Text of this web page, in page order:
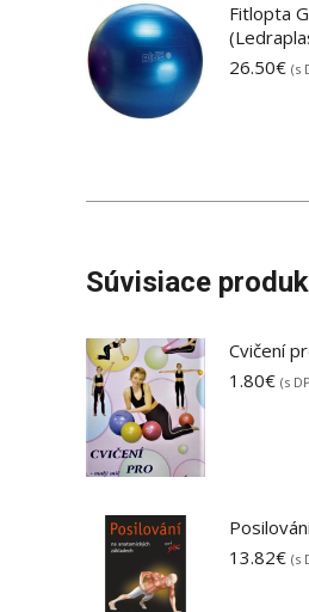
Fitlopta
26.50€ (s
Súvisiace
Cvičení
1.80€ (s
13.82€ (s